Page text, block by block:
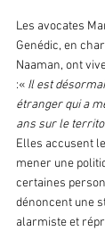
Les avocates
Genédic, en
Naaman, ont
:« Il est
étranger qui a
ans sur le
Elles accusent
mener une
certaines
dénoncent une
alarmiste et